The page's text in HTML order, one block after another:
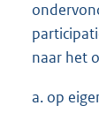
naar het
a. op